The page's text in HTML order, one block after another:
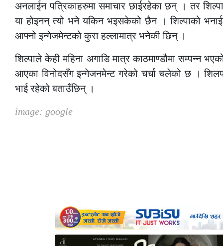
अनलाईन पत्रिकाहरुमा समाचार छाईरहेका छन् । तर
या होइनन् त्यो भने यकिन भइसकेको छैन । शिल्पाको
आफ्नो इन्गेजमेन्टको कुरा हल्लामात्र भनेकी छिन् ।
शिल्पाले केही महिना अगाडि मात्र काठमाण्डौमा सम्पन्न
आएका विनोदसँग इन्गेजनमेन्ट गरेको चर्चा चलेको छ ।
भाई रहेको बताउँछिन् ।
image: google